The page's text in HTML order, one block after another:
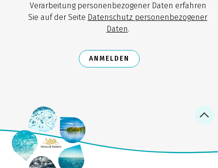
Verarbeitung personenbezogener Daten erfahren
Sie auf der Seite Datenschutz personenbezogener
Daten.
ANMELDEN